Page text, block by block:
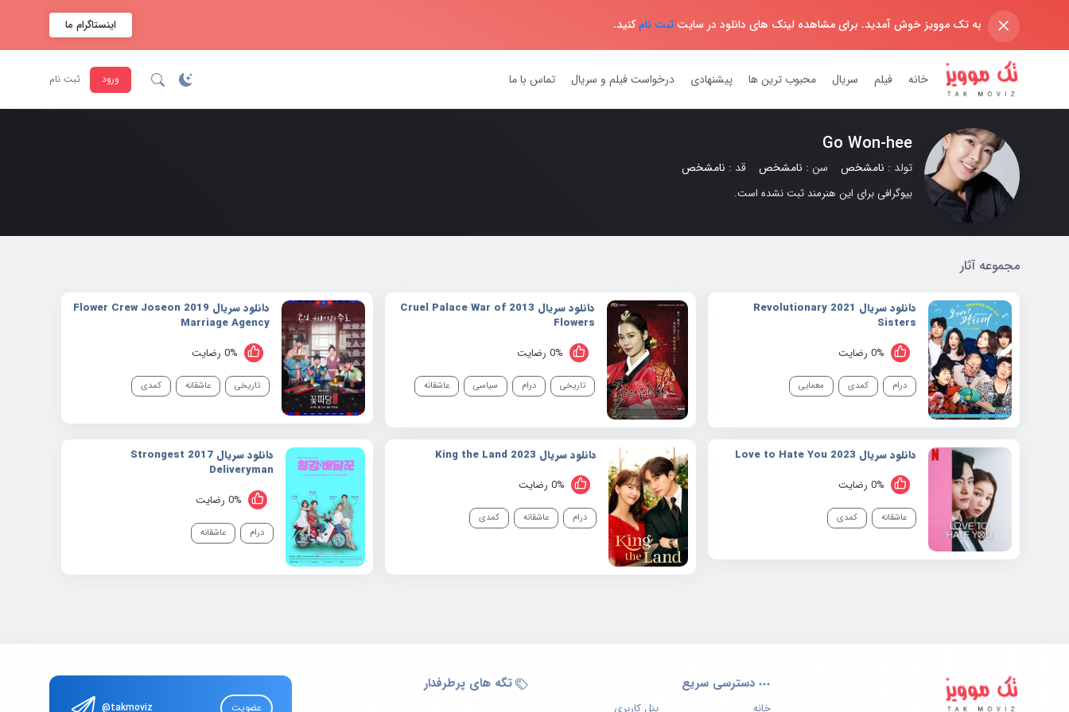
× به تک موویز خوش آمدید. برای مشاهده لینک های دانلود در سایت ثبت نامکنید. اینستاگرام ما
خانه فیلم سریال محبوب ترین ها پیشنهادی درخواست فیلم و سریال تماس با ما ورود ثبت نام
Go Won-hee
تولد : نامشخص سن : نامشخص قد : نامشخص
بیوگرافی برای این هنرمند ثبت نشده است.
مجموعه آثار
دانلود سریال 2021 Revolutionary
Sisters
0% رضایت
درام کمدی معمایی
دانلود سریال 2013 Cruel Palace War of
Flowers
0% رضایت
تاریخی درام سیاسی عاشقانه
دانلود سریال 2019 Flower Crew Joseon
Marriage Agency
0% رضایت
تاریخی عاشقانه کمدی
دانلود سریال 2023 Love to Hate You
0% رضایت
عاشقانه کمدی
دانلود سریال 2023 King the Land
0% رضایت
درام عاشقانه کمدی
دانلود سریال 2017 Strongest
Deliveryman
0% رضایت
درام عاشقانه
دسترسی سریع
خانه پنل کاربری
تگه های پرطرفدار
@takmoviz عضویت